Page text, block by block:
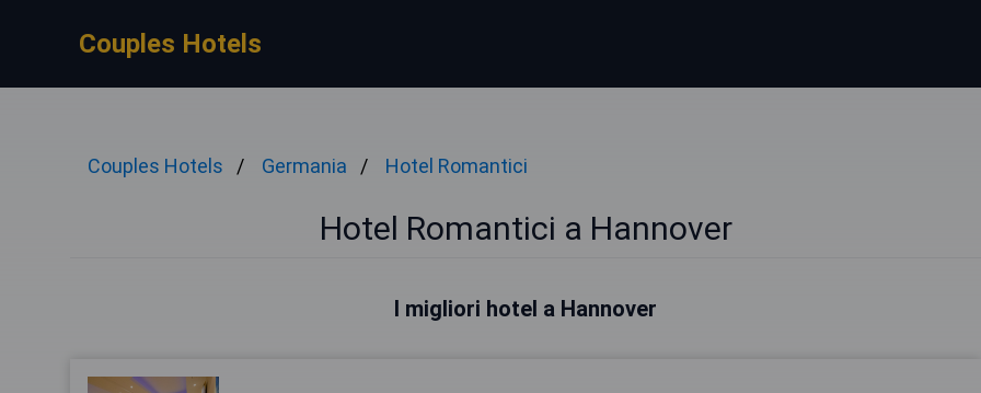
Couples Hotels
Couples Hotels Germania Hotel Romantici
Hotel Romantici a Hannover
I migliori hotel a Hannover